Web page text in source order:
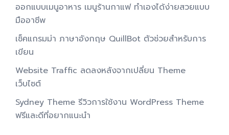
ออกแบบเมนูอาหาร เมนูร้านกาแฟ ทำเองได้ง่ายสวยแบบ
มืออาชีพ
เช็คแกรมม่า ภาษาอังกฤษ QuillBot ตัวช่วยสำหรับการ
เขียน
Website Traffic ลดลงหลังจากเปลี่ยน Theme
เว็บไซต์
Sydney Theme รีวิวการใช้งาน WordPress Theme
ฟรีและดีที่อยากแนะนำ